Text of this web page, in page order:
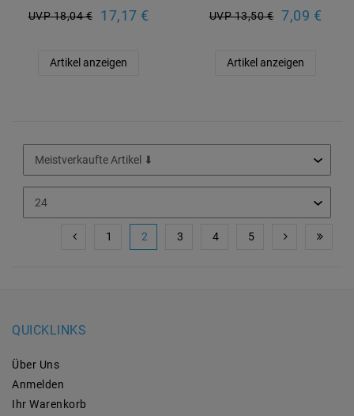
UVP 18,04 € 17,17 €
Artikel anzeigen
UVP 13,50 € 7,09 €
Artikel anzeigen
1 2 3 4 5
QUICKLINKS
Über Uns
Anmelden
Ihr Warenkorb